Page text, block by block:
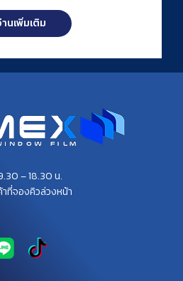
นเพิ่มเติม
– 18.30 น.
ที่จองคิวล่วงหน้า